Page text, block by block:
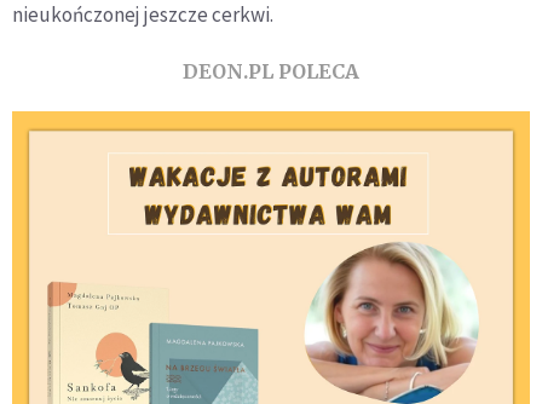
nieukończonej jeszcze cerkwi.
DEON.PL POLECA